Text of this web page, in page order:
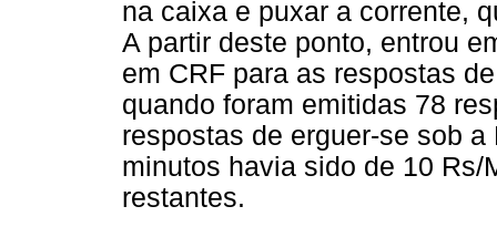
na caixa e puxar a corrente,
A partir deste ponto, entrou
em CRF para as respostas
quando foram emitidas 78
respostas de erguer-se sob
minutos havia sido de 10
restantes.